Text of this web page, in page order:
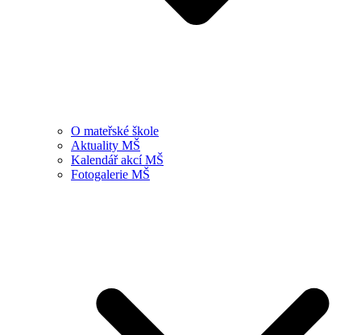
O mateřské škole
Aktuality MŠ
Kalendář akcí MŠ
Fotogalerie MŠ